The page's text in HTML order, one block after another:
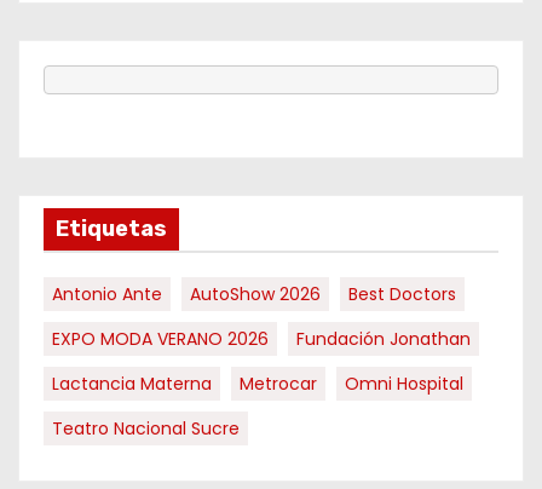
Etiquetas
Antonio Ante AutoShow 2026
Best Doctors
EXPO MODA VERANO 2026
Fundación Jonathan
Lactancia Materna
Metrocar
Omni Hospital
Teatro Nacional Sucre